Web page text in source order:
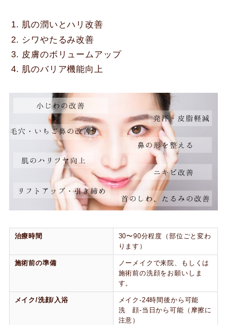
肌の潤いとハリ改善
シワやたるみ改善
皮膚のボリュームアップ
肌のバリア機能向上
治療時間
30〜90分程度（部位ごと変わ
ります）
施術前の準備
ノーメイクで来院、もしくは
施術前の洗顔をお願いしま
す。
メイク/洗顔/入浴
メイク-24時間後から可能
洗 顔-当日から可能（摩擦に
注意）